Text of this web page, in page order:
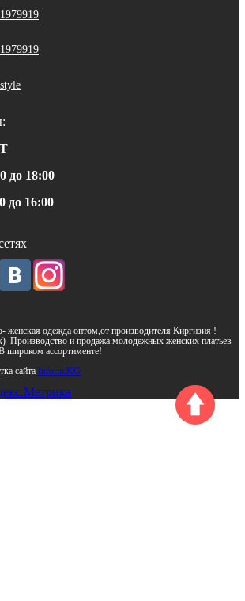
до 18:00
до 16:00
женская одежда оптом,от производителя Киргизия !
Производство и продажа молодежных женских платьев
широком ассортименте!
сайта Inform.KG